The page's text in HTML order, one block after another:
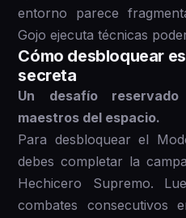
entorno parece
Gojo ejecuta técnicas
Cómo desbloquear
secreta
Un desafío
maestros del espacio.
Para desbloquear el
debes completar la
Hechicero Supremo.
combates consecutivos